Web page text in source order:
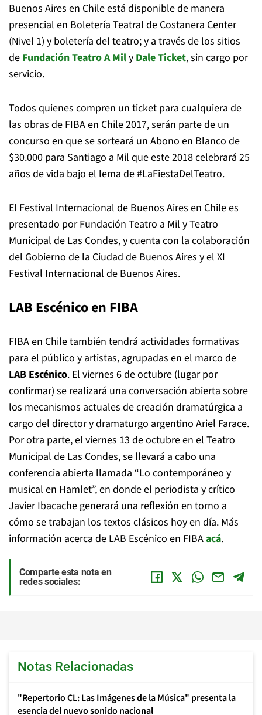
Buenos Aires en Chile está disponible de manera
presencial en Boletería Teatral de Costanera Center
(Nivel 1) y boletería del teatro; y a través de los sitios
deFundación Teatro A MilyDale Ticket, sin cargo por
servicio.
Todos quienes compren un ticket para cualquiera de
las obras de FIBA en Chile 2017, serán parte de un
concurso en que se sorteará un Abono en Blanco de
$30.000 para Santiago a Mil que este 2018 celebrará 25
años de vida bajo el lema de #LaFiestaDelTeatro.
El Festival Internacional de Buenos Aires en Chile es
presentado por Fundación Teatro a Mil y Teatro
Municipal de Las Condes, y cuenta con la colaboración
del Gobierno de la Ciudad de Buenos Aires y el XI
Festival Internacional de Buenos Aires.
LAB Escénico en FIBA
FIBA en Chile también tendrá actividades formativas
para el público y artistas, agrupadas en el marco de
LAB Escénico. El viernes 6 de octubre (lugar por
confirmar) se realizará una conversación abierta sobre
los mecanismos actuales de creación dramatúrgica a
cargo del director y dramaturgo argentino Ariel Farace.
Por otra parte, el viernes 13 de octubre en el Teatro
Municipal de Las Condes, se llevará a cabo una
conferencia abierta llamada “Lo contemporáneo y
musical en Hamlet”, en donde el periodista y crítico
Javier Ibacache generará una reflexión en torno a
cómo se trabajan los textos clásicos hoy en día. Más
información acerca de LAB Escénico en FIBAacá.
Comparte esta nota en
redes sociales:
Notas Relacionadas
"Repertorio CL: Las Imágenes de la Música" presenta la
esencia del nuevo sonido nacional